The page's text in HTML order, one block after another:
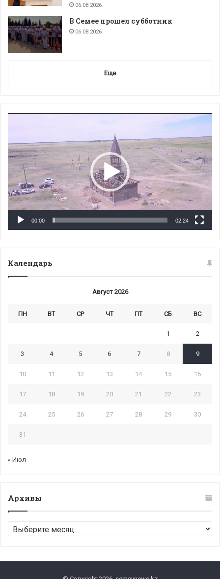
06.08.2026
В Семее прошел субботник
06.08.2026
Еще
00:00 02:24
Календарь
Август 2026
ПН ВТ СР ЧТ ПТ СБ ВС
1 2
3 4 5 6 7 8 9
10 11 12 13 14 15 16
17 18 19 20 21 22 23
24 25 26 27 28 29 30
31
« Июл
Архивы
Архивы